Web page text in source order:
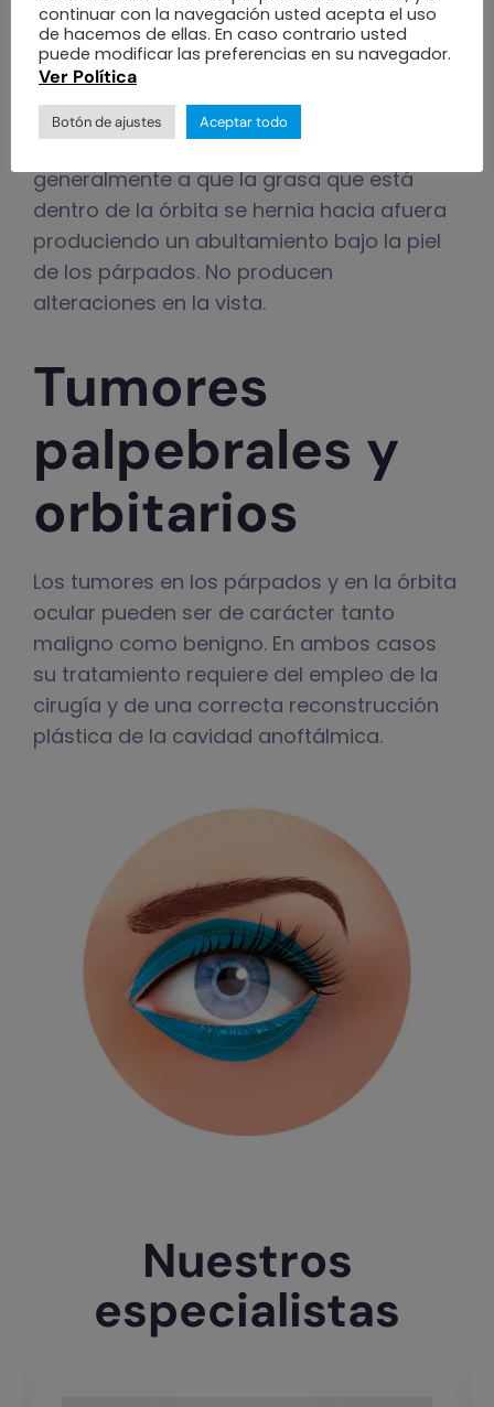
– Exceso de piel en los párpados, que a
veces refleja una mirada triste y con
cansancio.
– Bolsas en los párpados inferiores, debido
generalmente a que la grasa que está
dentro de la órbita se hernia hacia afuera
produciendo un abultamiento bajo la piel
de los párpados. No producen
alteraciones en la vista.
Tumores
palpebrales y
orbitarios
Los tumores en los párpados y en la órbita
ocular pueden ser de carácter tanto
maligno como benigno. En ambos casos
su tratamiento requiere del empleo de la
cirugía y de una correcta reconstrucción
plástica de la cavidad anoftálmica.
Nuestros
especialistas
continuar con la navegación usted acepta el uso
de hacemos de ellas. En caso contrario usted
puede modificar las preferencias en su navegador.
Ver Política
Botón de ajustes Aceptar todo